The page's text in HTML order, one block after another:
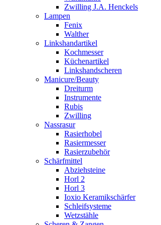
Zwilling J.A. Henckels
Lampen
Fenix
Walther
Linkshandartikel
Kochmesser
Küchenartikel
Linkshandscheren
Manicure/Beauty
Dreiturm
Instrumente
Rubis
Zwilling
Nassrasur
Rasierhobel
Rasiermesser
Rasierzubehör
Schärfmittel
Abziehsteine
Horl 2
Horl 3
Ioxio Keramikschärfer
Schleifsysteme
Wetzstähle